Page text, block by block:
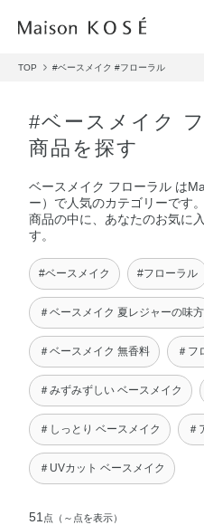
TOP #ベースメイク #フローラル
#ベースメイク
商品を探す
ベースメイク フローラル は
ー）で人気のカテゴリーです
商品の中に、あなたのお気に
す。
#ベースメイク #フローラル
＃ベースメイク 夏レジャーの味方
＃ベースメイク 無香料 ＃フ
＃みずみずしい ベースメイク
＃しっとり ベースメイク ＃
＃UVカット ベースメイク
51 点 （～点を表示）